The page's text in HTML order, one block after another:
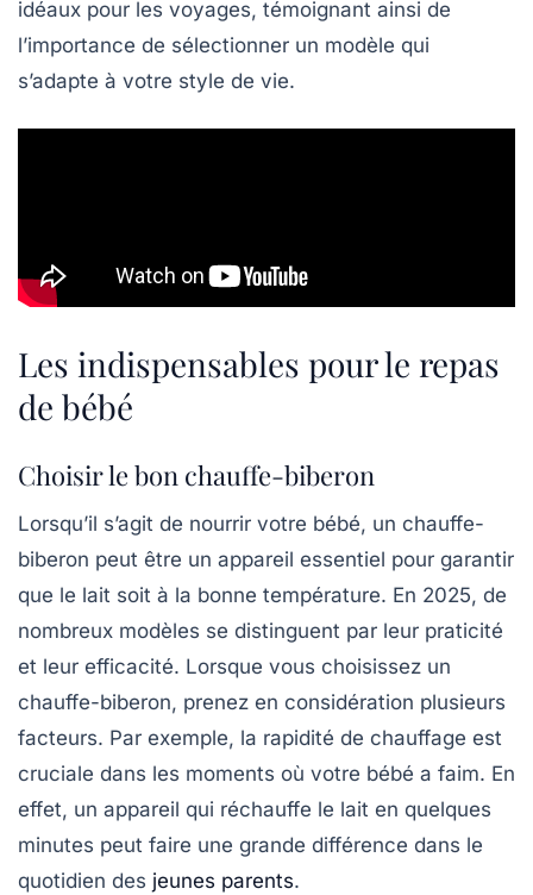
idéaux pour les voyages, témoignant ainsi de
l’importance de sélectionner un modèle qui
s’adapte à votre style de vie.
Les indispensables pour le repas
de bébé
Choisir le bon chauffe-biberon
Lorsqu’il s’agit de nourrir votre bébé, un chauffe-
biberon peut être un appareil essentiel pour garantir
que le lait soit à la bonne température. En 2025, de
nombreux modèles se distinguent par leur praticité
et leur efficacité. Lorsque vous choisissez un
chauffe-biberon, prenez en considération plusieurs
facteurs. Par exemple, la rapidité de chauffage est
cruciale dans les moments où votre bébé a faim. En
effet, un appareil qui réchauffe le lait en quelques
minutes peut faire une grande différence dans le
quotidien des jeunes parents.